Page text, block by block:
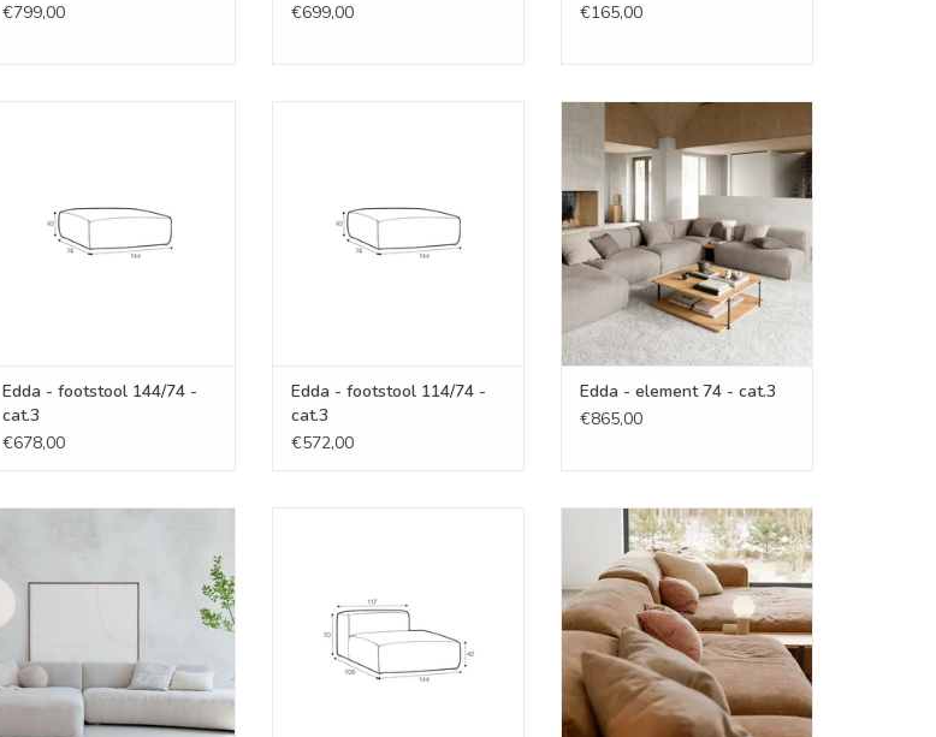
€799,00
€699,00
€165,00
Edda - footstool 144/74 -
cat.3
€678,00
Edda - footstool 114/74 -
cat.3
€572,00
TOEVOEGEN AAN WINKELWAGEN
Edda - element 74 - cat.3
€865,00
TOEVOEGEN AAN WINKELWAGEN
Edda - Element 144- cat.3
TOEVOEGEN AAN WINKELWAGEN